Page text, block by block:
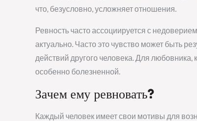
что, безусловно, усложняет отношения.
Ревность часто ассоциируется с
актуально. Часто это чувство может быть
действий другого человека. Для
особенно болезненной.
Зачем ему ревновать?
Каждый человек имеет свои мотивы для